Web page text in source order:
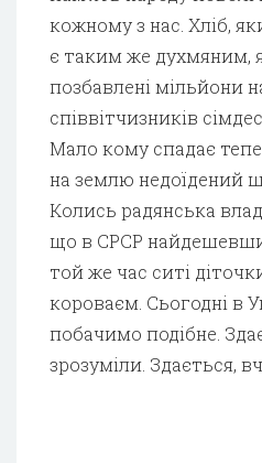
кожному з нас. Хліб,
є таким же духмяним,
позбавлені мільйони
співвітчизників
Мало кому спадає
на землю недоїдений
Колись радянська
що в СРСР найдешевший
той же час ситі
короваєм. Сьогодні в
побачимо подібне.
зрозуміли. Здається,